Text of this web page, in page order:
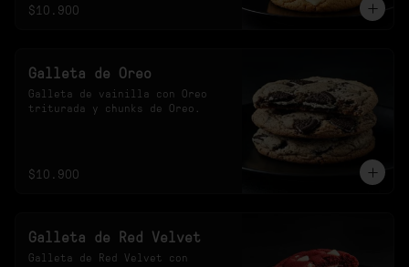
$10.900
Galleta de Oreo
Galleta de vainilla con Oreo
triturada y chunks de Oreo.
$10.900
Galleta de Red Velvet
Galleta de Red Velvet con